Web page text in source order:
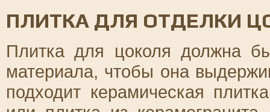
ПЛИТКА ДЛЯ ОТДЕЛКИ
Плитка для цоколя должна
материала, чтобы она
подходит керамическая